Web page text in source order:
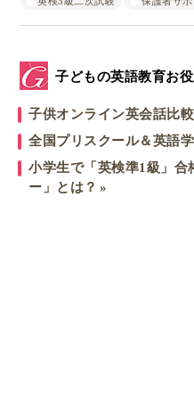
子どもの英語教育お
子供オンライン英会話比
全国プリスクール＆英語
小学生で「英検準1級」合
ー」とは？